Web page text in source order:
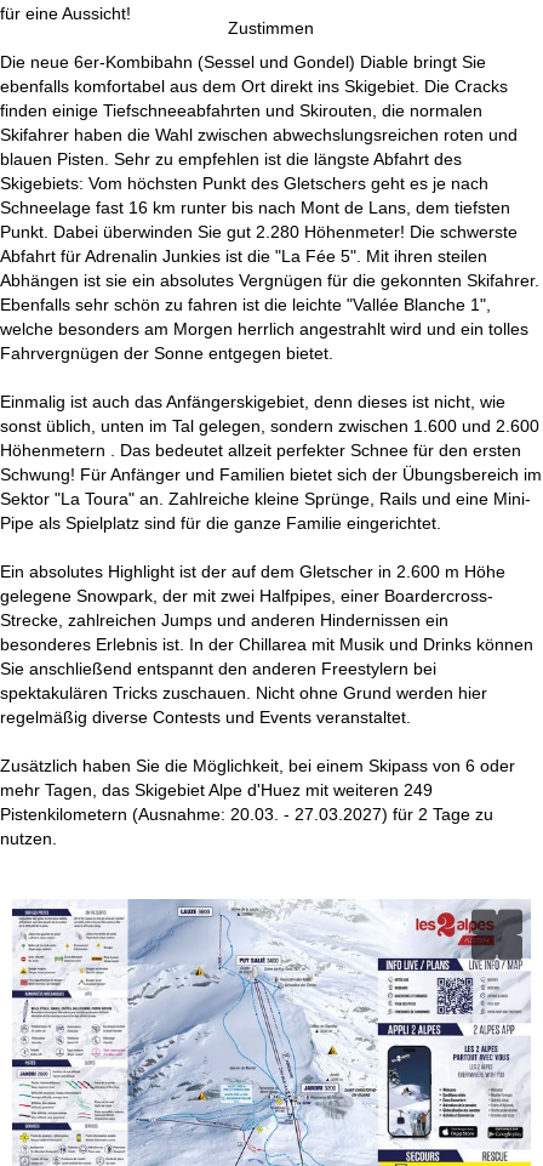
Zustimmen
für eine Aussicht!
Die neue 6er-Kombibahn (Sessel und Gondel) Diable bringt Sie
ebenfalls komfortabel aus dem Ort direkt ins Skigebiet. Die Cracks
finden einige Tiefschneeabfahrten und Skirouten, die normalen
Skifahrer haben die Wahl zwischen abwechslungsreichen roten und
blauen Pisten. Sehr zu empfehlen ist die längste Abfahrt des
Skigebiets: Vom höchsten Punkt des Gletschers geht es je nach
Schneelage fast 16 km runter bis nach Mont de Lans, dem tiefsten
Punkt. Dabei überwinden Sie gut 2.280 Höhenmeter! Die schwerste
Abfahrt für Adrenalin Junkies ist die "La Fée 5". Mit ihren steilen
Abhängen ist sie ein absolutes Vergnügen für die gekonnten Skifahrer.
Ebenfalls sehr schön zu fahren ist die leichte "Vallée Blanche 1",
welche besonders am Morgen herrlich angestrahlt wird und ein tolles
Fahrvergnügen der Sonne entgegen bietet.
Einmalig ist auch das Anfängerskigebiet, denn dieses ist nicht, wie
sonst üblich, unten im Tal gelegen, sondern zwischen 1.600 und 2.600
Höhenmetern . Das bedeutet allzeit perfekter Schnee für den ersten
Schwung! Für Anfänger und Familien bietet sich der Übungsbereich im
Sektor "La Toura" an. Zahlreiche kleine Sprünge, Rails und eine Mini-
Pipe als Spielplatz sind für die ganze Familie eingerichtet.
Ein absolutes Highlight ist der auf dem Gletscher in 2.600 m Höhe
gelegene Snowpark, der mit zwei Halfpipes, einer Boardercross-
Strecke, zahlreichen Jumps und anderen Hindernissen ein
besonderes Erlebnis ist. In der Chillarea mit Musik und Drinks können
Sie anschließend entspannt den anderen Freestylern bei
spektakulären Tricks zuschauen. Nicht ohne Grund werden hier
regelmäßig diverse Contests und Events veranstaltet.
Zusätzlich haben Sie die Möglichkeit, bei einem Skipass von 6 oder
mehr Tagen, das Skigebiet Alpe d'Huez mit weiteren 249
Pistenkilometern (Ausnahme: 20.03. - 27.03.2027) für 2 Tage zu
nutzen.